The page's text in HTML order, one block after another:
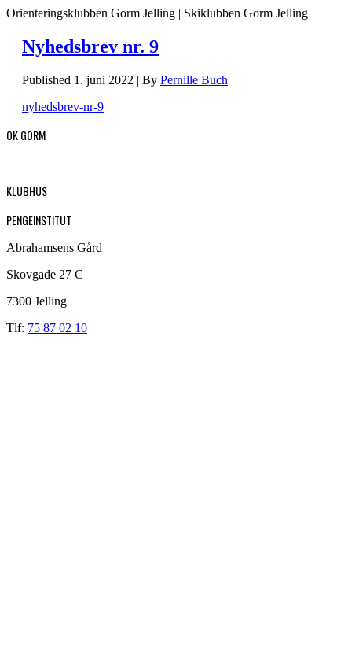
Orienteringsklubben Gorm Jelling | Skiklubben Gorm Jelling
Nyhedsbrev nr. 9
Published 1. juni 2022 | By Pernille Buch
nyhedsbrev-nr-9
OK GORM
KLUBHUS
PENGEINSTITUT
Abrahamsens Gård
Skovgade 27 C
7300 Jelling
Tlf: 75 87 02 10